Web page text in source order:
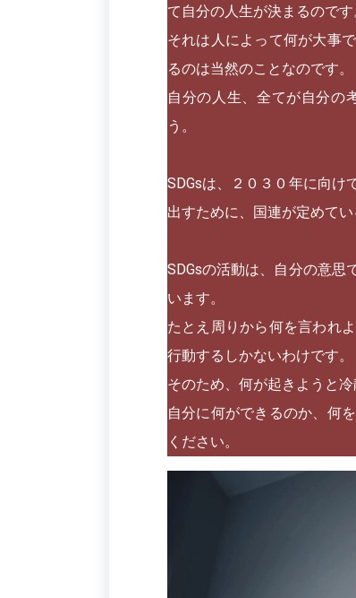
て自分の人生が決まるのです
それは人によって何が大事
るのは当然のことなのです。
自分の人生、全てが自分の
う。
SDGsは、２０３０年に向け
出すために、国連が定めて
SDGsの活動は、自分の意思
います。
たとえ周りから何を言われ
行動するしかないわけです。
そのため、何が起きようと
自分に何ができるのか、何
ください。